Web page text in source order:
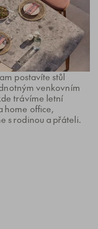
postavíte stůl
venkovním
trávíme letní
home office,
s rodinou a přáteli.